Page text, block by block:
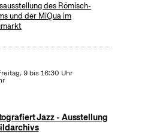
des Römisch-
und der MiQua im
9 bis 16:30 Uhr
Jazz - Ausstellung